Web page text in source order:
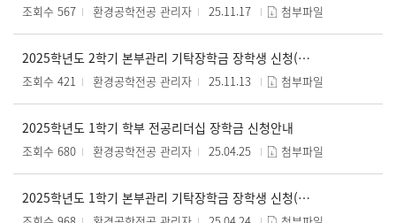
조회수 567 환경공학전공 관리자 25.11.17 첨부파일
2025학년도 2학기 본부관리 기탁장학금 장학생 신청(학부)
조회수 421 환경공학전공 관리자 25.11.13 첨부파일
2025학년도 1학기 학부 전공리더십 장학금 신청안내
조회수 680 환경공학전공 관리자 25.04.25 첨부파일
2025학년도 1학기 본부관리 기탁장학금 장학생 신청(학부,대학원)